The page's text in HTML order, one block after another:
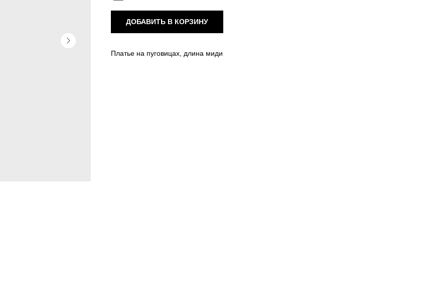
ДОБАВИТЬ В КОРЗИНУ
Платье на пуговицах, длина миди